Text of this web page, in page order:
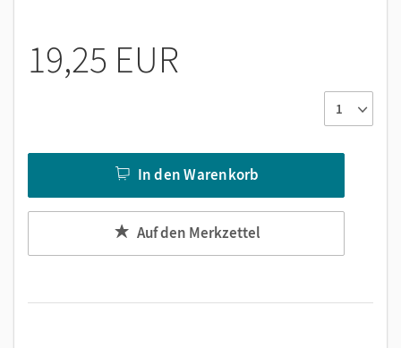
19,25 EUR
In den Warenkorb
Auf den Merkzettel